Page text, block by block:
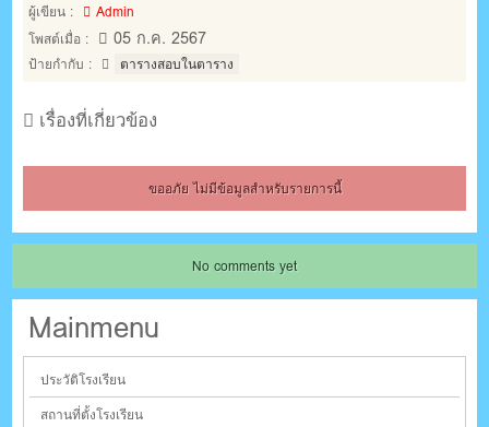
ผู้เขียน :
Admin
โพสต์เมื่อ :
05 ก.ค. 2567
ป้ายกำกับ : ตารางสอบในตาราง
เรื่องที่เกี่ยวข้อง
ขออภัย ไม่มีข้อมูลสำหรับรายการนี้
No comments yet
Mainmenu
ประวัติโรงเรียน
สถานที่ตั้งโรงเรียน